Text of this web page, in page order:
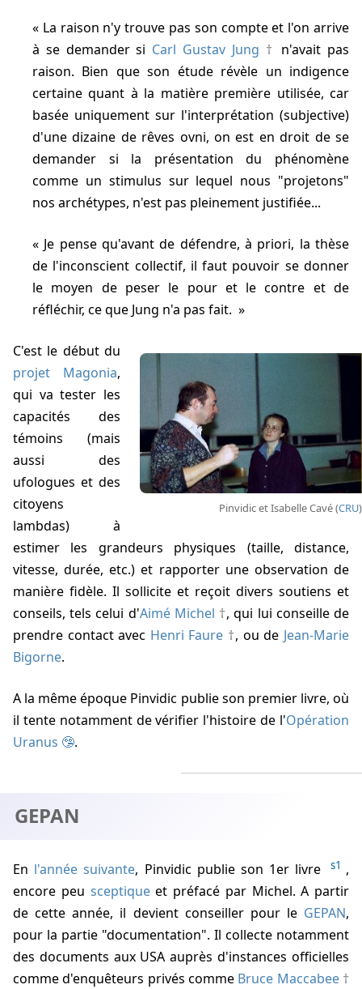
La raison n'y trouve pas son compte et l'on arrive
à se demander si Carl Gustav Jung
n'avait pas
raison. Bien que son étude révèle un indigence
certaine quant à la matière première utilisée, car
basée uniquement sur l'interprétation (subjective)
d'une dizaine de rêves ovni, on est en droit de se
demander si la présentation du phénomène
comme un stimulus sur lequel nous "projetons"
nos archétypes, n'est pas pleinement justifiée...
Je pense qu'avant de défendre, à priori, la thèse
de l'inconscient collectif, il faut pouvoir se donner
le moyen de peser le pour et le contre et de
réfléchir, ce que Jung n'a pas fait.
Pinvidic et Isabelle Cavé (CRU)
C'est le début du
projet Magonia,
qui va tester les
capacités des
témoins (mais
aussi des
ufologues et des
citoyens
lambdas) à
estimer les grandeurs physiques (taille, distance,
vitesse, durée, etc.) et rapporter une observation de
manière fidèle. Il sollicite et reçoit divers soutiens et
conseils, tels celui d'Aimé Michel
, qui lui conseille de
prendre contact avec Henri Faure , ou de Jean-Marie
Bigorne.
A la même époque Pinvidic publie son premier livre, où
il tente notamment de vérifier l'histoire de l'Opération
Uranus
.
GEPAN
En l'année suivante, Pinvidic publie son 1er livre s1 ,
encore peu sceptiqueet préfacé par Michel. A partir
de cette année, il devient conseiller pour le GEPAN,
pour la partie "documentation". Il collecte notamment
des documents aux USA auprès d'instances officielles
comme d'enquêteurs privés comme Bruce Maccabee